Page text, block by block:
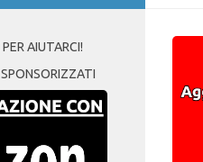
AIUTARCI!